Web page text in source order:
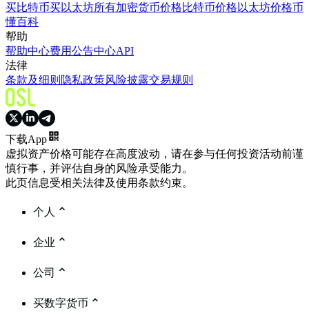
买比特币买以太坊所有加密货币价格比特币价格 以太坊价格币
懂百科
帮助
帮助中心费用公告中心API
法律
条款及细则 隐私政策风险披露交易规则
下载App
虚拟资产价格可能存在高度波动，请在参与任何投资活动前谨
慎行事，并评估自身的风险承受能力。
此页信息受相关法律及使用条款约束。
个人
企业
公司
买数字货币